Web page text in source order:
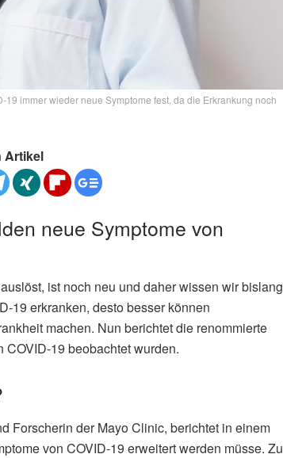
immer wieder neue Symptome fest, da die Erkrankung noch
Artikel
neue Symptome von
ist noch neu und daher wissen wir bislang
19 erkranken, desto besser können
machen. Nun berichtet die renommierte
19 beobachtet wurden.
Forscherin der Mayo Clinic, berichtet in einem
von COVID-19 erweitert werden müsse. Zu